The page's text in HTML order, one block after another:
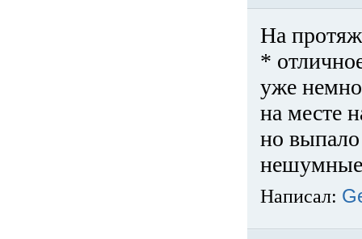
На
*
уже
на месте
но
нешумные
Написал: